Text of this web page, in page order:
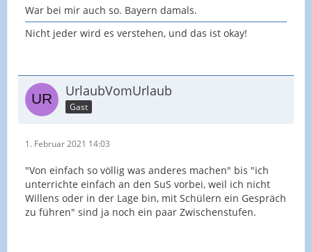
Du hast noch mehrere Unterrichtsstunden bis zum
UB und könntest durchaus die Planung so
gestalten, dass das möglich ist ... oder du zeigst im
War bei mir auch so. Bayern damals.
Nicht jeder wird es verstehen, und das ist okay!
UrlaubVomUrlaub
Gast
1. Februar 2021 14:03
"Von einfach so völlig was anderes machen" bis "ich
unterrichte einfach an den SuS vorbei, weil ich nicht
Willens oder in der Lage bin, mit Schülern ein Gespräch
zu führen" sind ja noch ein paar Zwischenstufen.